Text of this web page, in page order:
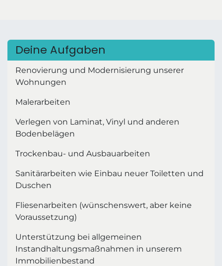
Deine Aufgaben
Renovierung und Modernisierung unserer
Wohnungen
Malerarbeiten
Verlegen von Laminat, Vinyl und anderen
Bodenbelägen
Trockenbau- und Ausbauarbeiten
Sanitärarbeiten wie Einbau neuer Toiletten und
Duschen
Fliesenarbeiten (wünschenswert, aber keine
Voraussetzung)
Unterstützung bei allgemeinen
Instandhaltungsmaßnahmen in unserem
Immobilienbestand